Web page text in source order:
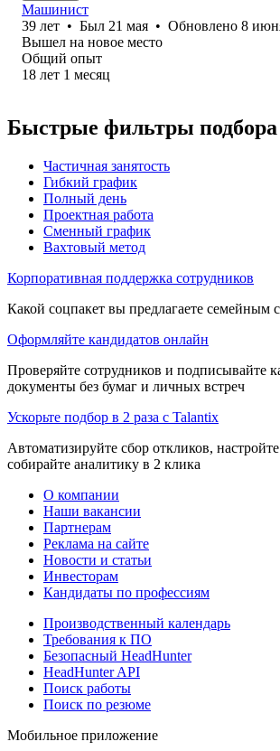
Машинист
39 лет • Был 21 мая • Обновлено 8
Вышел на новое место
Общий опыт
18 лет 1 месяц
Быстрые фильтры
Частичная занятость
Гибкий график
Полный день
Проектная работа
Сменный график
Вахтовый метод
Корпоративная поддержка сотрудников
Какой соцпакет вы предлагаете семейным
Оформляйте кандидатов онлайн
Проверяйте сотрудников и подписывайте
документы без бумаг и личных встреч
Ускорьте подбор в 2 раза с Talantix
Автоматизируйте сбор откликов,
собирайте аналитику в 2 клика
О компании
Наши вакансии
Партнерам
Реклама на сайте
Новости и статьи
Инвесторам
Кандидаты по профессиям
Производственный календарь
Требования к ПО
Безопасный HeadHunter
HeadHunter API
Поиск работы
Поиск по резюме
Мобильное приложение